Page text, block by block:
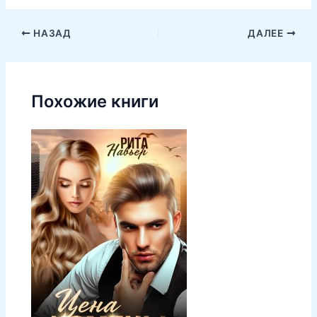
НАЗАД ДАЛЕЕ
Похожие книги